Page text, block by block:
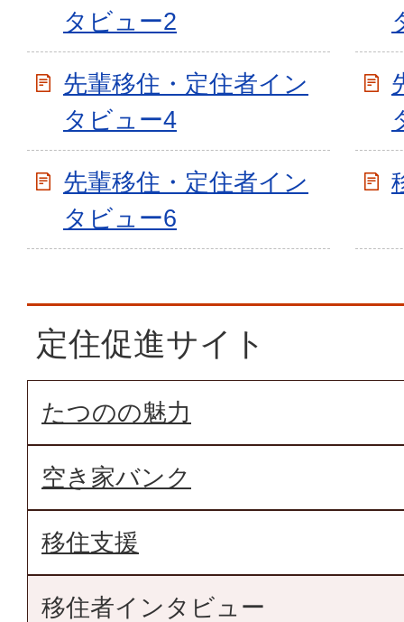
タビュー2
先輩移住・定住者イン
タビュー4
先輩移住・定住者イン
タビュー6
定住促進サイト
たつのの魅力
空き家バンク
移住支援
移住者インタビュー